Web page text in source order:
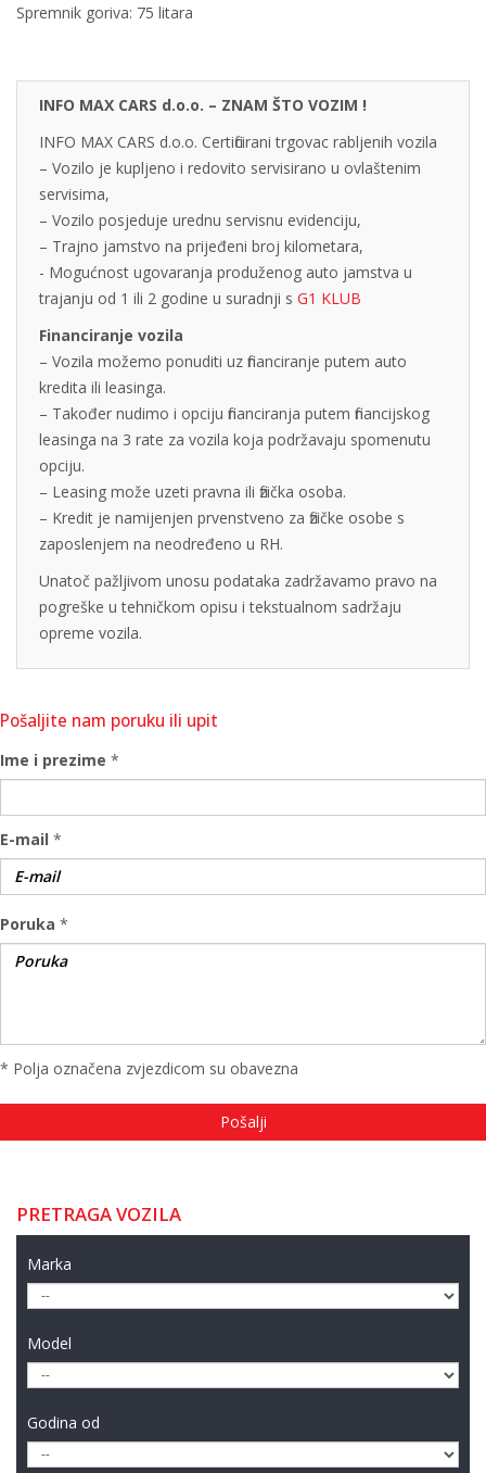
Spremnik goriva: 75 litara
INFO MAX CARS d.o.o. – ZNAM ŠTO VOZIM !
INFO MAX CARS d.o.o. Certificirani trgovac rabljenih vozila
– Vozilo je kupljeno i redovito servisirano u ovlaštenim
servisima,
– Vozilo posjeduje urednu servisnu evidenciju,
– Trajno jamstvo na prijeđeni broj kilometara,
- Mogućnost ugovaranja produženog auto jamstva u
trajanju od 1 ili 2 godine u suradnji s G1 KLUB
Financiranje vozila
– Vozila možemo ponuditi uz financiranje putem auto
kredita ili leasinga.
– Također nudimo i opciju financiranja putem financijskog
leasinga na 3 rate za vozila koja podržavaju spomenutu
opciju.
– Leasing može uzeti pravna ili fizička osoba.
– Kredit je namijenjen prvenstveno za fizičke osobe s
zaposlenjem na neodređeno u RH.
Unatoč pažljivom unosu podataka zadržavamo pravo na
pogreške u tehničkom opisu i tekstualnom sadržaju
opreme vozila.
Pošaljite nam poruku ili upit
Ime i prezime *
E-mail *
Poruka *
* Polja označena zvjezdicom su obavezna
PRETRAGA VOZILA
Marka
Model
Godina od